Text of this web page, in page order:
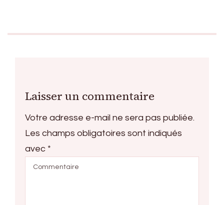
Laisser un commentaire
Votre adresse e-mail ne sera pas publiée.
Les champs obligatoires sont indiqués
avec *